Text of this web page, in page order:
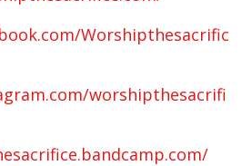
Worshipthesacrific
worshipthesacrifi